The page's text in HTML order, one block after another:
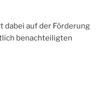
dabei auf der Förderung
benachteiligten